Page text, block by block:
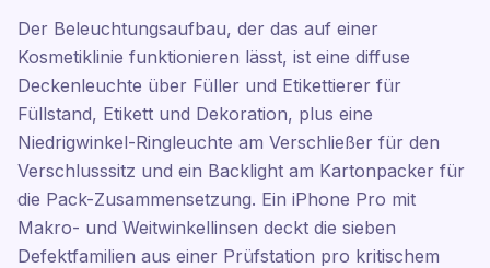
Der Beleuchtungsaufbau, der das auf einer
Kosmetiklinie funktionieren lässt, ist eine diffuse
Deckenleuchte über Füller und Etikettierer für
Füllstand, Etikett und Dekoration, plus eine
Niedrigwinkel-Ringleuchte am Verschließer für den
Verschlusssitz und ein Backlight am Kartonpacker für
die Pack-Zusammensetzung. Ein iPhone Pro mit
Makro- und Weitwinkellinsen deckt die sieben
Defektfamilien aus einer Prüfstation pro kritischem